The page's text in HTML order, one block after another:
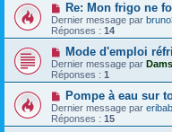
Re: Mon frigo ne
Dernier message par
Réponses : 14
Mode d'emploi
Dernier message par Dams
Réponses : 1
Pompe à eau sur
Dernier message par
Réponses : 15